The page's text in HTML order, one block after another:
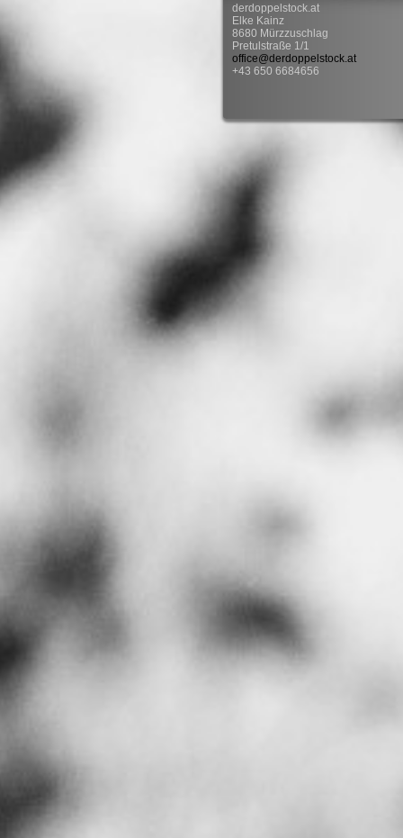
derdoppelstock.at
Elke Kainz
8680 Mürzzuschlag
Pretulstraße 1/1
office@derdoppelstock.at
+43 650 6684656